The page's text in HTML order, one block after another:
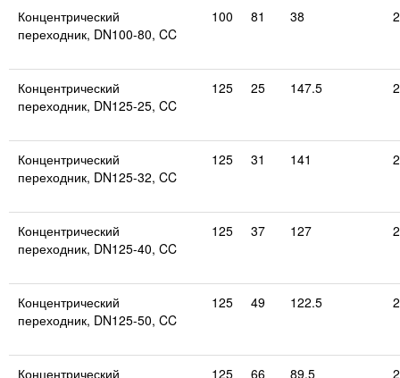
Концентрический
переходник, DN100-80, CC
100 81 38
Концентрический
переходник, DN125-25, CC
125 25 147.5
Концентрический
переходник, DN125-32, CC
125 31 141
Концентрический
переходник, DN125-40, CC
125 37 127
Концентрический
переходник, DN125-50, CC
125 49 122.5
Концентрический
125 66 89.5